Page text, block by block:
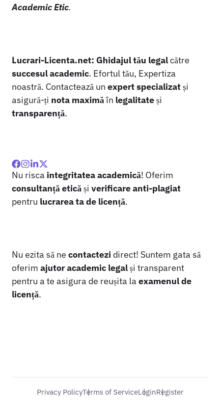
Academic Etic.
Lucrari-Licenta.net: Ghidajul tău legalcătre
succesul academic. Efortul tău, Expertiza
noastră. Contactează un expert specializatși
asigură-ți nota maximăîn legalitateși
transparență.
Nu risca integritatea academică! Oferim
consultanță eticăși verificare anti-plagiat
pentru lucrarea ta de licență.
Nu ezita să ne contactezi direct! Suntem gata să
oferim ajutor academic legalși transparent
pentru a te asigura de reușita la examenul de
licență.
Privacy PolicyTerms of ServiceLoginRegister